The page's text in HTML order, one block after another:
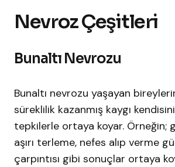
Nevroz Çeşitleri
Bunaltı Nevrozu
Bunaltı nevrozu yaşayan
süreklilik kazanmış kaygı
tepkilerle ortaya koyar. Örneğin;
aşırı terleme, nefes alıp verme
çarpıntısı gibi sonuçlar ortaya